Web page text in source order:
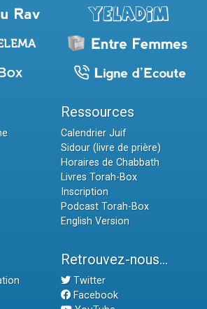
Ressources
Calendrier Juif
Sidour (livre de prière)
Horaires de Chabbath
Livres Torah-Box
Inscription
Podcast Torah-Box
English Version
Retrouvez-nous...
Twitter
Facebook